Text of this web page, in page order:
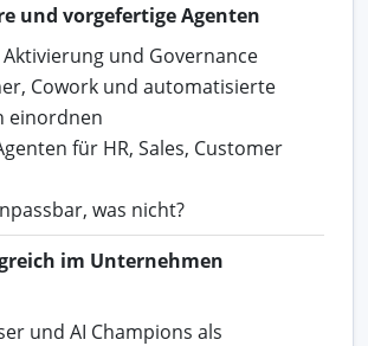
und vorgefertige Agenten
und Governance
Cowork und automatisierte
einordnen
für HR, Sales, Customer
was nicht?
im Unternehmen
und AI Champions als